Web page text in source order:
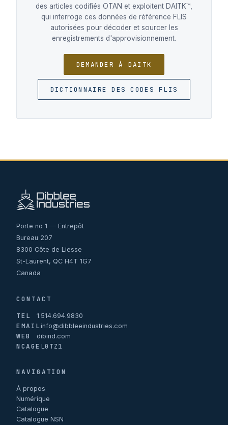
des articles codifiés OTAN et exploitent DAITK™,
qui interroge ces données de référence FLIS
autorisées pour décoder et sourcer les
enregistrements d'approvisionnement.
DEMANDER À DAITK
DICTIONNAIRE DES CODES FLIS
Porte no 1 — Entrepôt
Bureau 207
8300 Côte de Liesse
St-Laurent, QC H4T 1G7
Canada
CONTACT
TEL
1.514.694.9830
EMAILinfo@dibbleeindustries.com
WEB dibind.com
NCAGE L0TZ1
NAVIGATION
À propos
Numérique
Catalogue
Catalogue NSN